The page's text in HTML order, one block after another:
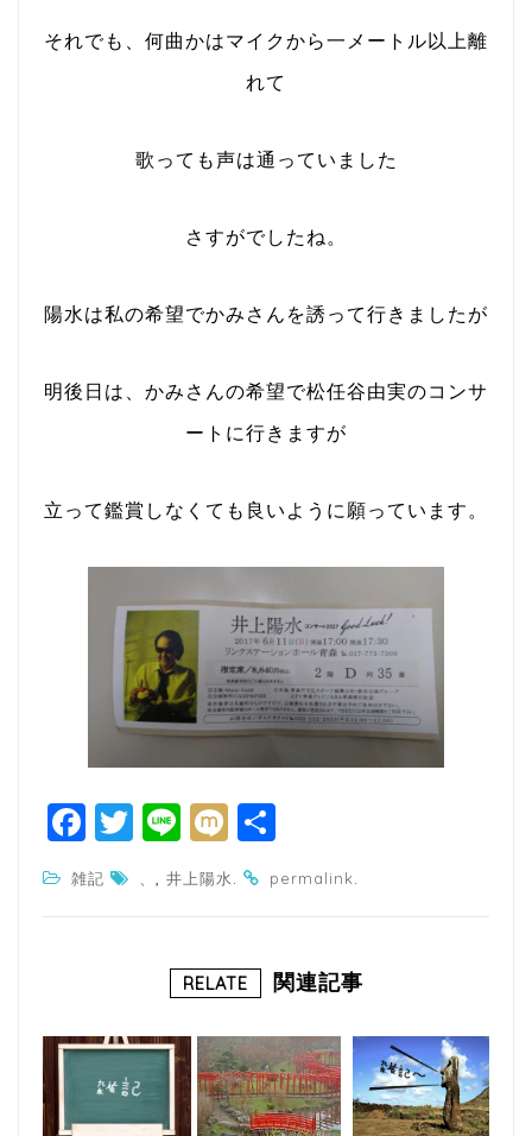
それでも、何曲かはマイクから一メートル以上離
れて
歌っても声は通っていました
さすがでしたね。
陽水は私の希望でかみさんを誘って行きましたが
明後日は、かみさんの希望で松任谷由実のコンサ
ートに行きますが
立って鑑賞しなくても良いように願っています。
F
a
c
o
k
T
itt
Li
n
e
M
ixi
雑記 , 井上陽水. permalink.
RELATE 関連記事